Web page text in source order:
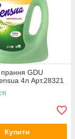
прання GDU
4л Арт.28321
Купити